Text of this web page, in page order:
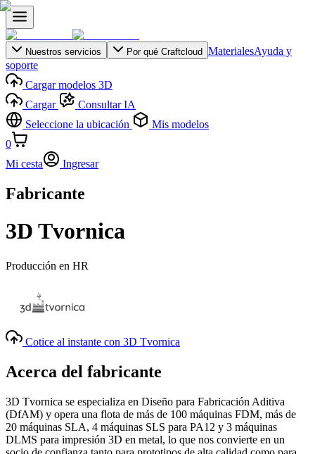
Nuestros servicios Por qué Craftcloud MaterialesAyuda y
soporte
Cargar modelos 3D
Cargar
Consultar IA
Seleccione la ubicación
Mis modelos
0
Mi cesta
Ingresar
Fabricante
3D Tvornica
Producción en HR
Cotice al instante con 3D Tvornica
Acerca del fabricante
3D Tvornica se especializa en Diseño para Fabricación Aditiva
(DfAM) y opera una flota de más de 100 máquinas FDM, más de
20 máquinas SLA, 4 máquinas SLS para PA12 y 3 máquinas
DLMS para impresión 3D en metal, lo que nos convierte en un